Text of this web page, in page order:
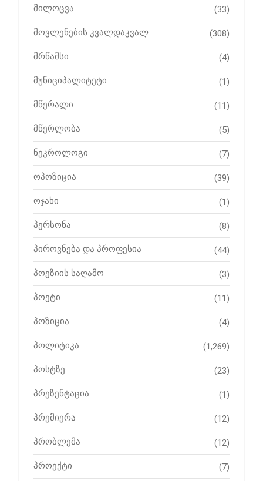
მილოცვა (33)
მოვლენების კვალდაკვალ (308)
მრწამსი (4)
მუნიციპალიტეტი (1)
მწერალი (11)
მწერლობა (5)
ნეკროლოგი (7)
ოპოზიცია (39)
ოჯახი (1)
პერსონა (8)
პიროვნება და პროფესია (44)
პოეზიის საღამო (3)
პოეტი (11)
პოზიცია (4)
პოლიტიკა (1,269)
პოსტზე (23)
პრეზენტაცია (1)
პრემიერა (12)
პრობლემა (12)
პროექტი (7)